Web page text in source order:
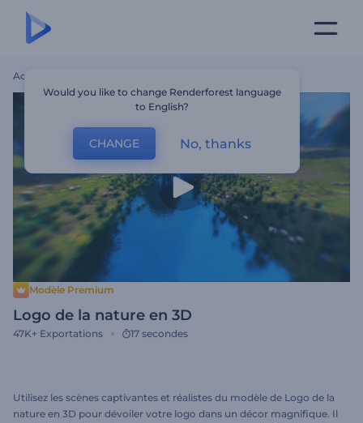
Accueil
Modèle Premium
Logo de la nature en 3D
47K+ Exportations 17 secondes
Utilisez les scènes captivantes et réalistes du modèle de Logo de la
nature en 3D pour dévoiler votre logo dans un décor magnifique. Il
Would you like to change Renderforest language
to English?
CHANGE No, thanks